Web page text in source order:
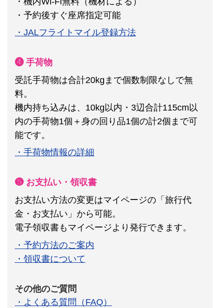
・予約後すぐ座席指定可能
・JALフライトマイル登録方法
❹ 手荷物
受託手荷物は合計20kgまで個数制限なしで無
料。
機内持ち込みは、10kg以内・3辺合計115cm以
内の手荷物1個＋身の回り品1個の計2個まで可
能です。
・手荷物情報の詳細
❺ お支払い・領収書
お支払い方法の変更はマイページの「旅行代
金・お支払い」から可能。
電子領収書もマイページより発行できます。
・予約方法のご案内
・領収書について
その他のご質問
・よくある質問（FAQ）